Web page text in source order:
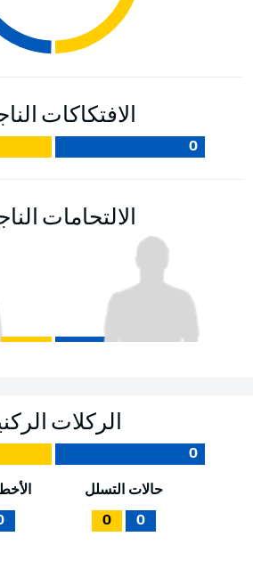
الافتكاكات
0
الالتحامات
الركلات
0
حالات التسلل
0
0